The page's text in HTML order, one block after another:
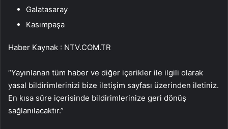
Galatasaray
Kasımpaşa
Haber Kaynak : NTV.COM.TR
“Yayınlanan tüm haber ve diğer içerikler ile ilgili olarak
yasal bildirimlerinizi bize iletişim sayfası üzerinden iletiniz.
En kısa süre içerisinde bildirimlerinize geri dönüş
sağlanılacaktır.”